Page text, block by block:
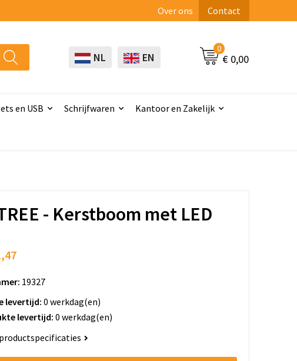
Over ons Contact
NL EN
0
€ 0,00
en USB Schrijfwaren Kantoor en Zakelijk
- Kerstboom met LED
19327
levertijd: 0 werkdag(en)
levertijd: 0 werkdag(en)